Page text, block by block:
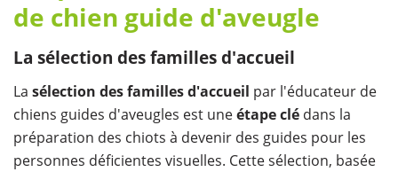
de chien guide d'aveugle
La sélection des familles d'accueil
La sélection des familles d'accueil par l'éducateur de
chiens guides d'aveugles est uneétape clé dans la
préparation des chiots à devenir des guides pour les
personnes déficientes visuelles. Cette sélection, basée